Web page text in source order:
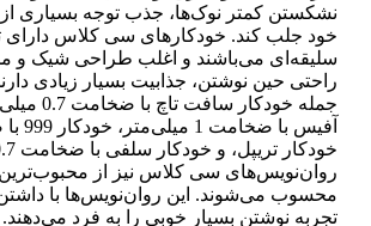
نشکستن کمتر نوک‌ها، جذب توجه بسیاری
خود جلب کند. خودکارهای سی کلاس دارای
سلیقه‌ای می‌باشند و اغلب طراحی شیک و
راحتی حین نوشتن، جذابیت بسیار زیادی
جمله
خودکار تریپل، و خودکار سلفی با ضخامت 0.7 میلی‌متر می‌باشند.
روان‌نویس‌های سی کلاس نیز از
محسوب می‌شوند. این روان‌نویس‌ها با
تجربه نوشتن بسیار خوبی را به فرد